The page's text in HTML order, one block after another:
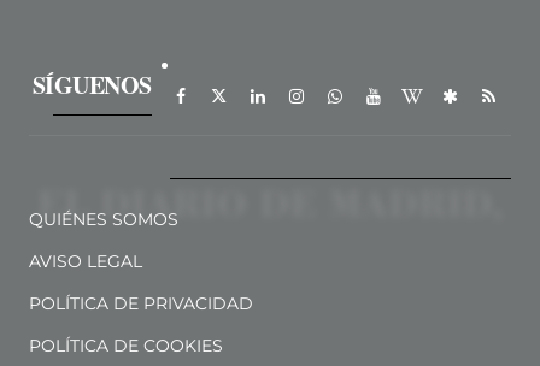
SÍGUENOS
QUIÉNES SOMOS
AVISO LEGAL
POLÍTICA DE PRIVACIDAD
POLÍTICA DE COOKIES